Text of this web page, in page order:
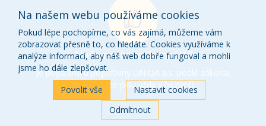
Ikonka
o
nás
Naše cestovní kancelář
je pojištěna u pojišťovny UNIQA a.s. podle zákona.
Vaše peníze jsou vždy v bezpečí.
Na našem webu používáme cookies
Pokud lépe pochopíme, co vás zajímá, můžeme vám
zobrazovat přesně to, co hledáte. Cookies využíváme k
analýze informací, aby náš web dobře fungoval a mohli
jsme ho dále zlepšovat.
Povolit vše
Nastavit cookies
Odmítnout